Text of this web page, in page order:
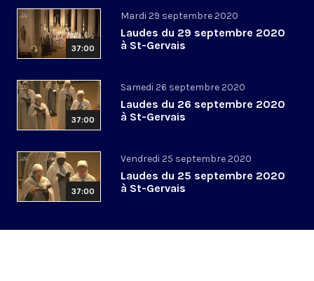
37:00
Mardi 29 septembre 2020
Laudes du 29 septembre 2020
à St-Gervais
37:00
Samedi 26 septembre 2020
Laudes du 26 septembre 2020
à St-Gervais
37:00
Vendredi 25 septembre 2020
Laudes du 25 septembre 2020
à St-Gervais